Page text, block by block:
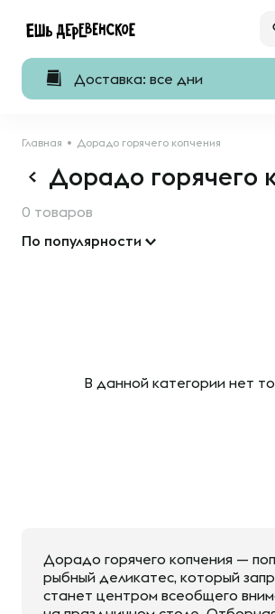
Доставка: все дни
Главная Дорадо горячего копчения
Дорадо горячего
0 товаров
По популярности
В данной категории нет
Дорадо горячего копчения —
рыбный деликатес, который
станет центром всеобщего